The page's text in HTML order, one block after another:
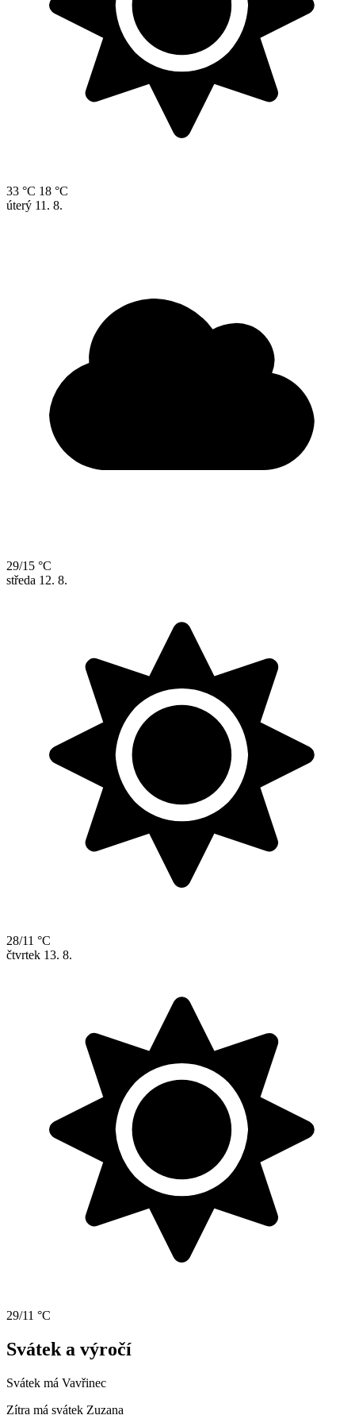
33 °C 18 °C
úterý 11. 8.
29/15 °C
středa 12. 8.
28/11 °C
čtvrtek 13. 8.
29/11 °C
Svátek a výročí
Svátek má Vavřinec
Zítra má svátek Zuzana